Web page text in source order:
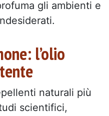
gli ambienti e
l’olio
naturali più
scientifici,